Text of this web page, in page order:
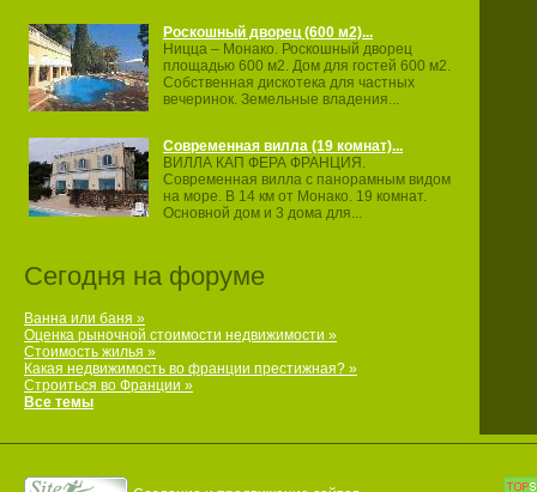
Роскошный дворец (600 м2)...
Ницца – Монако. Роскошный дворец
площадью 600 м2. Дом для гостей 600 м2.
Собственная дискотека для частных
вечеринок. Земельные владения...
Современная вилла (19 комнат)...
ВИЛЛА КАП ФЕРА ФРАНЦИЯ.
Современная вилла с панорамным видом
на море. В 14 км от Монако. 19 комнат.
Основной дом и 3 дома для...
Сегодня на форуме
Ванна или баня »
Оценка рыночной стоимости недвижимости »
Стоимость жилья »
Какая недвижимость во франции престижная? »
Строиться во Франции »
Все темы